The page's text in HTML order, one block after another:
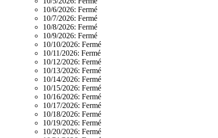
10/6/2026: Fermé
10/7/2026: Fermé
10/8/2026: Fermé
10/9/2026: Fermé
10/10/2026: Fermé
10/11/2026: Fermé
10/12/2026: Fermé
10/13/2026: Fermé
10/14/2026: Fermé
10/15/2026: Fermé
10/16/2026: Fermé
10/17/2026: Fermé
10/18/2026: Fermé
10/19/2026: Fermé
10/20/2026: Fermé